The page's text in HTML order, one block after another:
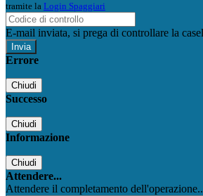
tramite la Login Spaggiari
E-mail inviata, si prega di controllare la
Errore
Chiudi
Successo
Chiudi
Informazione
Chiudi
Attendere...
Attendere il completamento